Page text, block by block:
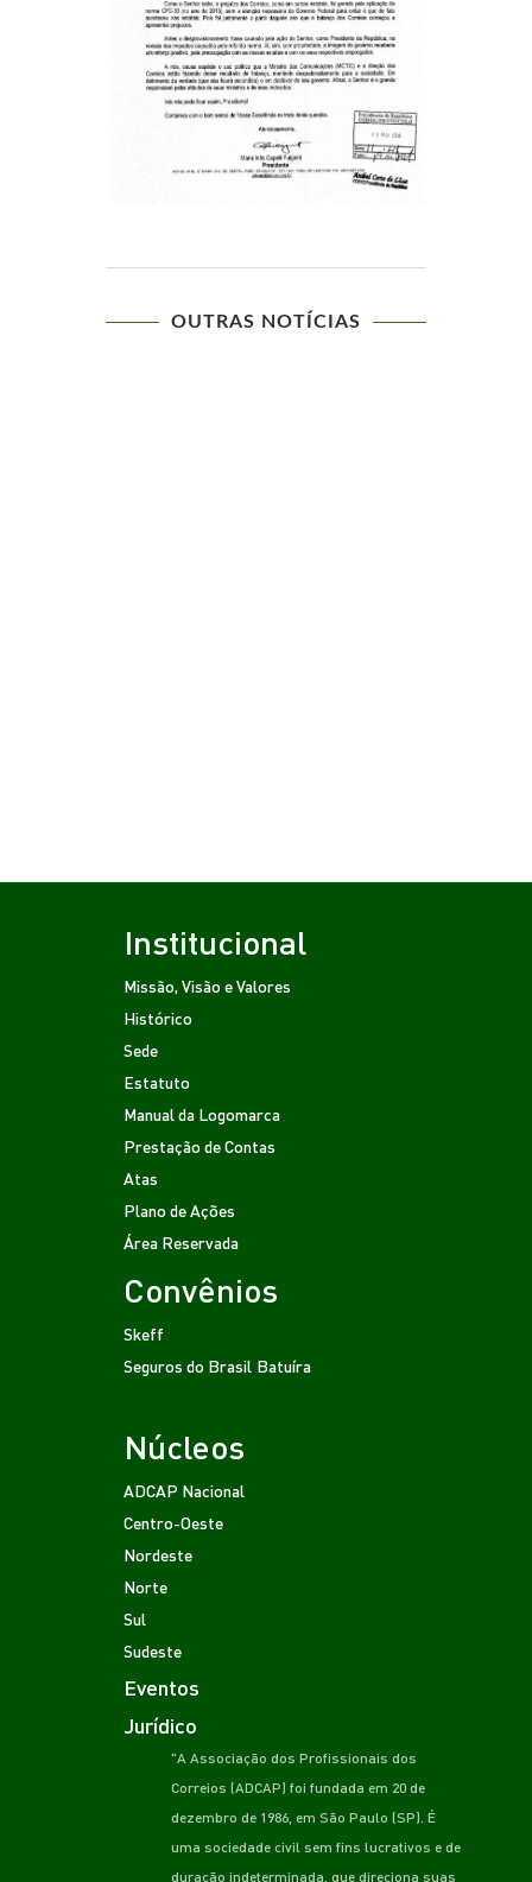
OUTRAS NOTÍCIAS
Institucional
Missão, Visão e Valores
Histórico
Sede
Estatuto
Manual da Logomarca
Prestação de Contas
Atas
Plano de Ações
Área Reservada
Convênios
Skeff
Seguros do Brasil Batuíra
Núcleos
ADCAP Nacional
Centro-Oeste
Nordeste
Norte
Sul
Sudeste
Eventos
Jurídico
"A Associação dos Profissionais dos
Correios (ADCAP) foi fundada em 20 de
dezembro de 1986, em São Paulo (SP). É
uma sociedade civil sem fins lucrativos e de
duração indeterminada, que direciona suas